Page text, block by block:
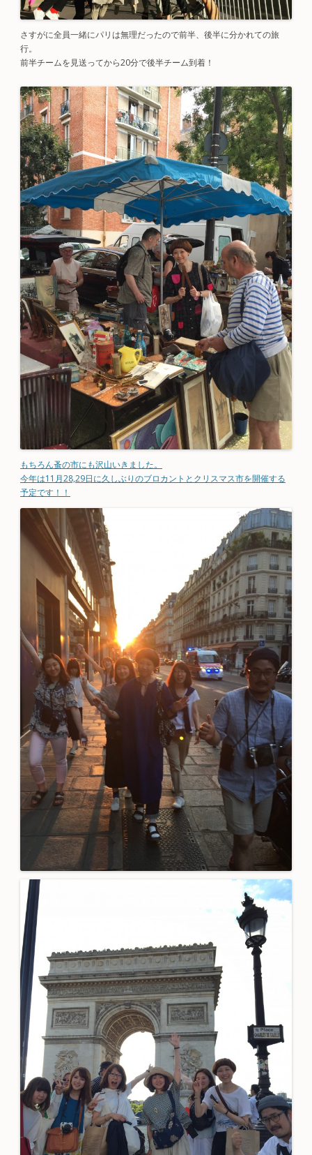
さすがに全員一緒にパリは無理だったので前半、後半に分かれての旅
行。
前半チームを見送ってから20分で後半チーム到着！
もちろん蚤の市にも沢山いきました。
今年は11月28,29日に久しぶりのブロカントとクリスマス市を開催する
予定です！！